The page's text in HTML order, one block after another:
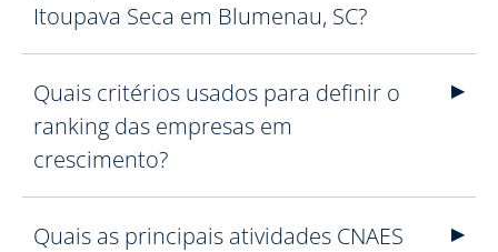
Itoupava Seca em Blumenau, SC?
Quais critérios usados para definir o
ranking das empresas em
crescimento?
Quais as principais atividades CNAES